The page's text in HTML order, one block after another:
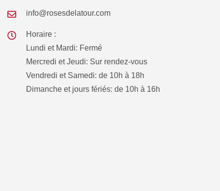
info@rosesdelatour.com
Horaire :
Lundi et Mardi: Fermé
Mercredi et Jeudi: Sur rendez-vous
Vendredi et Samedi: de 10h à 18h
Dimanche et jours fériés: de 10h à 16h